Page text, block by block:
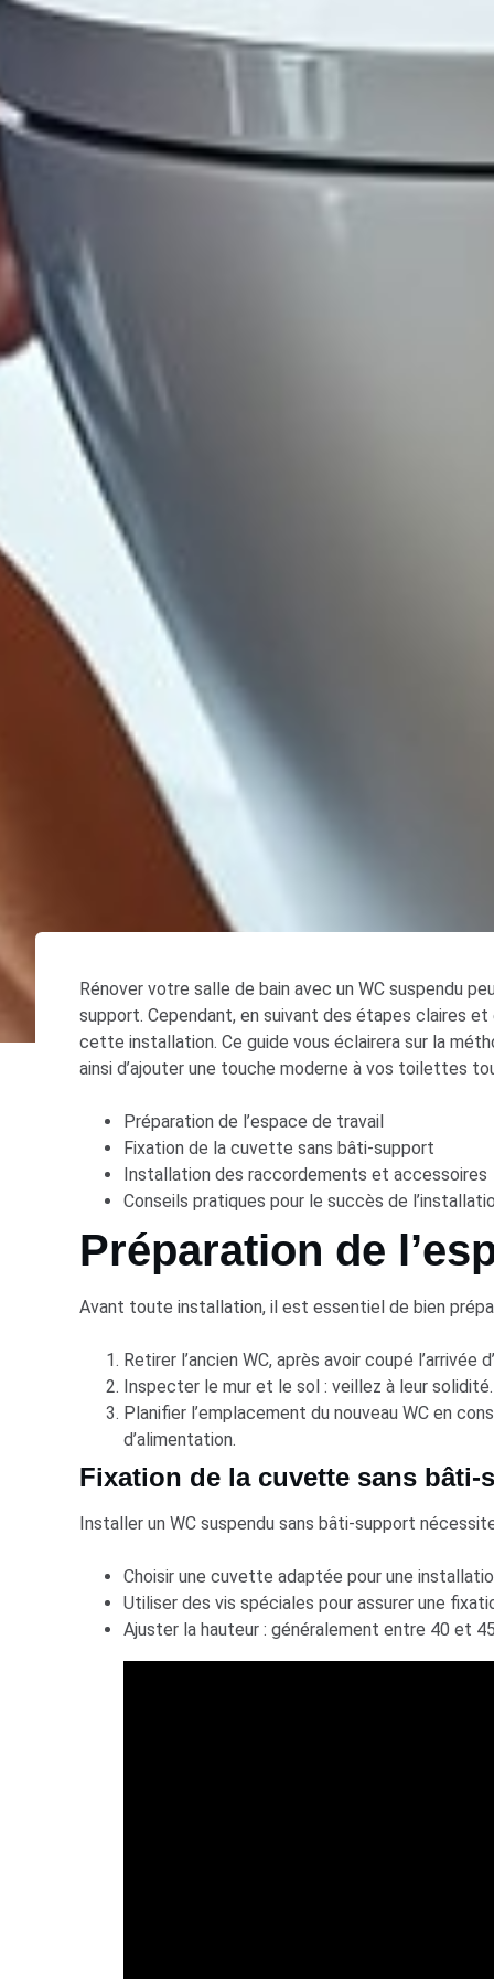
Rénover votre salle de bain avec un WC suspendu
support. Cependant, en suivant des étapes claires
cette installation. Ce guide vous éclairera sur la
ainsi d’ajouter une touche moderne à vos toilettes
Préparation de l’espace de travail
Fixation de la cuvette sans bâti-support
Installation des raccordements et accessoires
Conseils pratiques pour le succès de
Préparation de
Avant toute installation, il est essentiel de bien
Retirer l’ancien WC, après avoir coupé l’arrivée
Inspecter le mur et le sol : veillez à leur solidité.
Planifier l’emplacement du nouveau WC en
d’alimentation.
Fixation de la cuvette sans bâti-
Installer un WC suspendu sans bâti-support
Choisir une cuvette adaptée pour une
Utiliser des vis spéciales pour assurer une
Ajuster la hauteur : généralement entre 40 et